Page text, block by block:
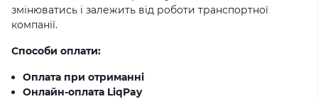
змінюватись і залежить від роботи транспортної
компанії.
Способи оплати:
Оплата при отриманні
Онлайн-оплата LiqPay